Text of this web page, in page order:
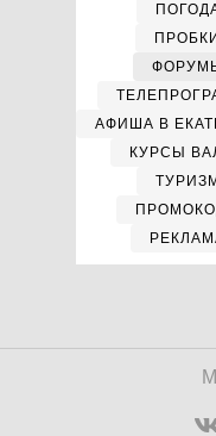
АФИША В
КУРСЫ